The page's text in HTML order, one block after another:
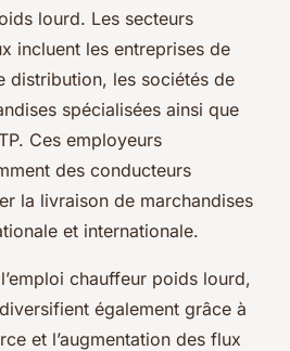
lourd. Les secteurs
incluent les entreprises de
distribution, les sociétés de
spécialisées ainsi que
Ces employeurs
des conducteurs
la livraison de marchandises
et internationale.
chauffeur poids lourd,
également grâce à
et l’augmentation des flux